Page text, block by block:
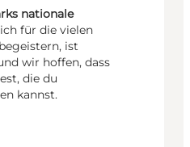
nationale
für die vielen
ist
wir hoffen, dass
die du
kannst.